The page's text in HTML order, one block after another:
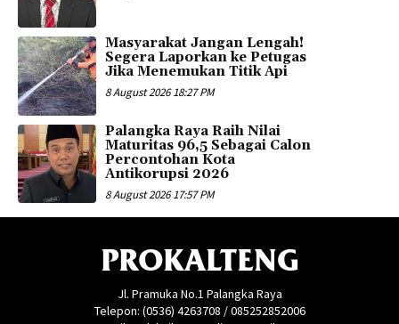
Masyarakat Jangan Lengah!
Segera Laporkan ke Petugas
Jika Menemukan Titik Api
8 August 2026 18:27 PM
Palangka Raya Raih Nilai
Maturitas 96,5 Sebagai Calon
Percontohan Kota
Antikorupsi 2026
8 August 2026 17:57 PM
PROKALTENG
Jl. Pramuka No.1 Palangka Raya
Telepon: (0536) 4263708 / 085252852006